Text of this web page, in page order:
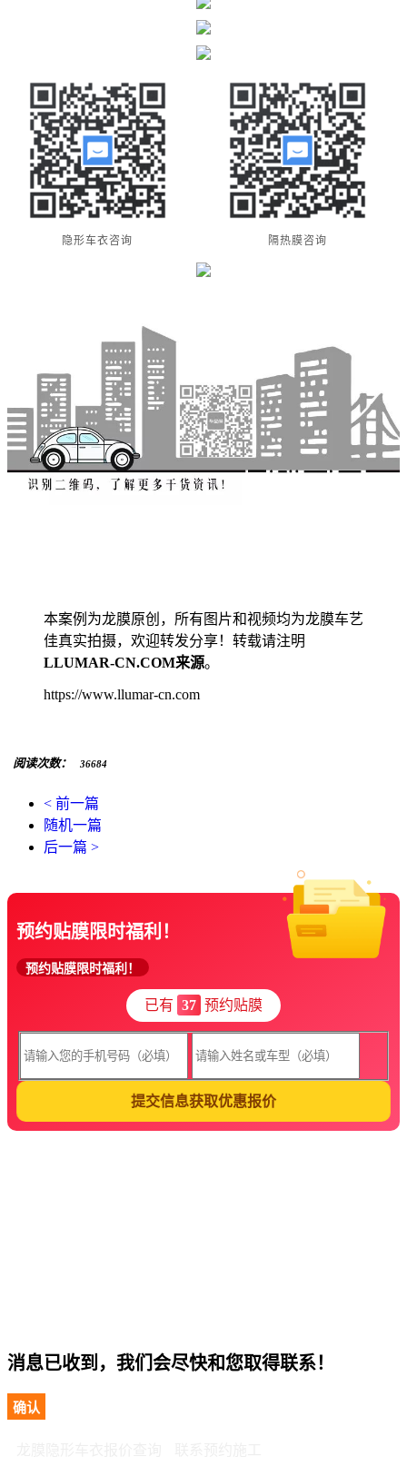
隐形车衣咨询 隔热膜咨询
本案例为龙膜原创，所有图片和视频均为龙膜车艺
佳真实拍摄，欢迎转发分享！转载请注明
LLUMAR-CN.COM来源。
https://www.llumar-cn.com
阅读次数： 36684
< 前一篇
随机一篇
后一篇 >
预约贴膜限时福利！
预约贴膜限时福利！
已有 37 预约贴膜
提交信息获取优惠报价
消息已收到，我们会尽快和您取得联系！
确认